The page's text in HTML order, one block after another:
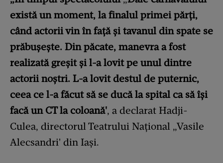
există un moment, la finalul primei părți,
când actorii vin în față și tavanul din spate se
prăbușește. Din păcate, manevra a fost
realizată greșit și l-a lovit pe unul dintre
actorii noștri. L-a lovit destul de puternic,
ceea ce l-a făcut să se ducă la spital ca să își
facă un CT la coloană', a declarat Hadji-
Culea, directorul Teatrului Național „Vasile
Alecsandri' din Iași.